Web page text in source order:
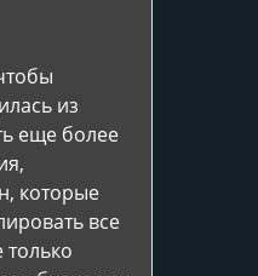
из
еще более
которые
все
только